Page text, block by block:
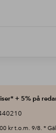
+ 5% på
kr t.o.m. 9/8. *